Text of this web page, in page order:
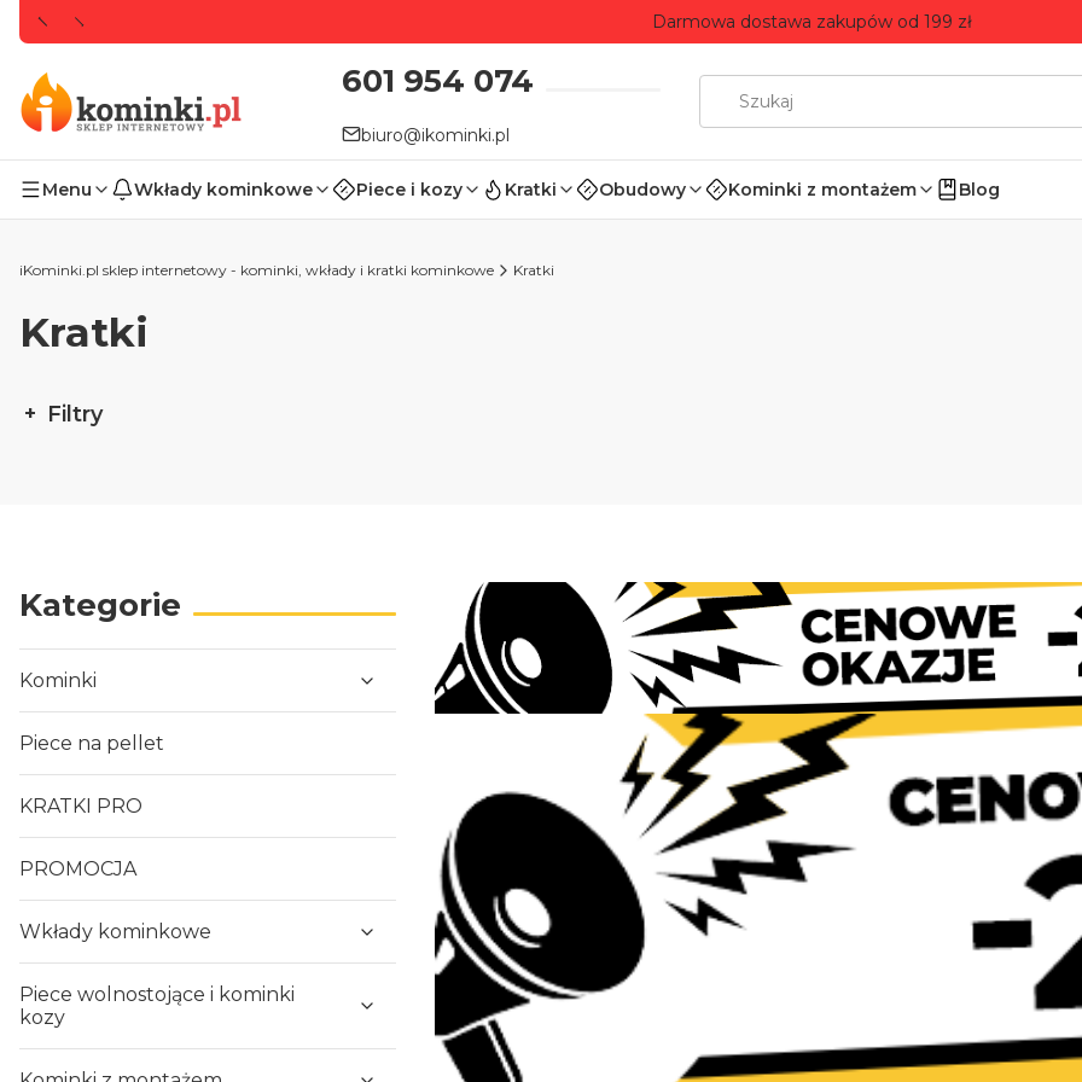
Darmowa dostawa zakupów od 199 zł
601 954 074
biuro@ikominki.pl
Menu Wkłady kominkowe Piece i kozy Kratki Obudowy Kominki z montażem Blog
iKominki.pl sklep internetowy - kominki, wkłady i kratki kominkowe Kratki
Kratki
Filtry
Kategorie
Kominki
Piece na pellet
KRATKI PRO
PROMOCJA
Wkłady kominkowe
Piece wolnostojące i kominki
kozy